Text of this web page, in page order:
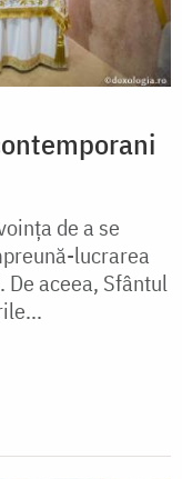
de a se
lucrarea
De aceea, Sfântul